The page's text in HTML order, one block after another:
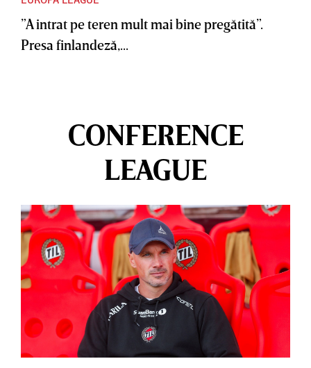
”A intrat pe teren mult mai bine pregătită”.
Presa finlandeză,...
CONFERENCE
LEAGUE